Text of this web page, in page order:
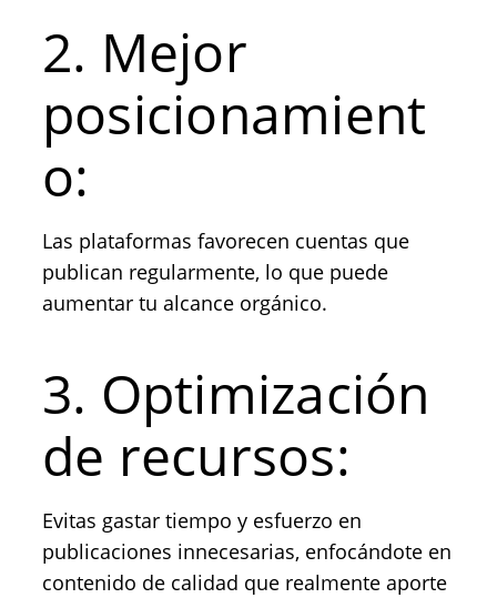
2. Mejor
posicionamient
o:
Las plataformas favorecen cuentas que
publican regularmente, lo que puede
aumentar tu alcance orgánico.
3. Optimización
de recursos:
Evitas gastar tiempo y esfuerzo en
publicaciones innecesarias, enfocándote en
contenido de calidad que realmente aporte